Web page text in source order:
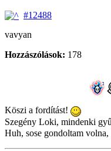
#12488
vavyan
Hozzászólások: 178
Köszi a fordítást!
Szegény Loki, mindenki
Huh, sose gondoltam